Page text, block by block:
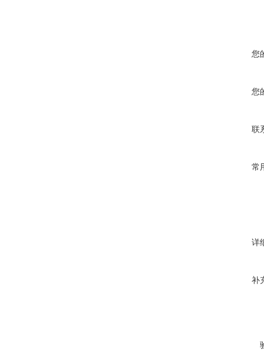
您
您
联
常
详
补